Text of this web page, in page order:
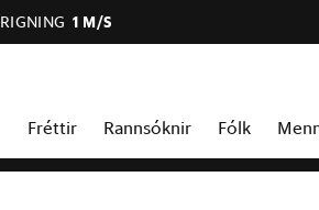
RIGNING 1 M/S
Fréttir Rannsóknir Fólk